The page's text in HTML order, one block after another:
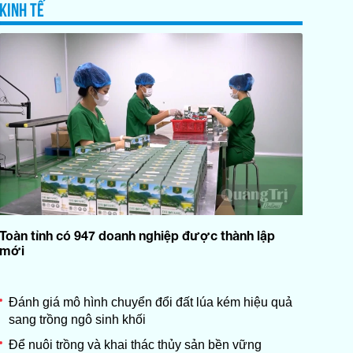
KINH TẾ
Toàn tỉnh có 947 doanh nghiệp được thành lập
mới
Đánh giá mô hình chuyển đổi đất lúa kém hiệu quả
sang trồng ngô sinh khối
Để nuôi trồng và khai thác thủy sản bền vững
18:10 người dân trong xây dựng
18:25
Xây dựng Đảng: Giữ vững hạt
nhân lãnh đạo ở cơ sở
18:40 24h.TV
19:00 Tiếp sóng thời sự VTV
19:00 Bản tin 24/7
19:15
Văn hóa nghệ thuật: Đánh thức
tiềm năng du lịch từ Lễ hội
19:30
phúc của người đánh thức kí
ức
19:45 Thời sự QTTV